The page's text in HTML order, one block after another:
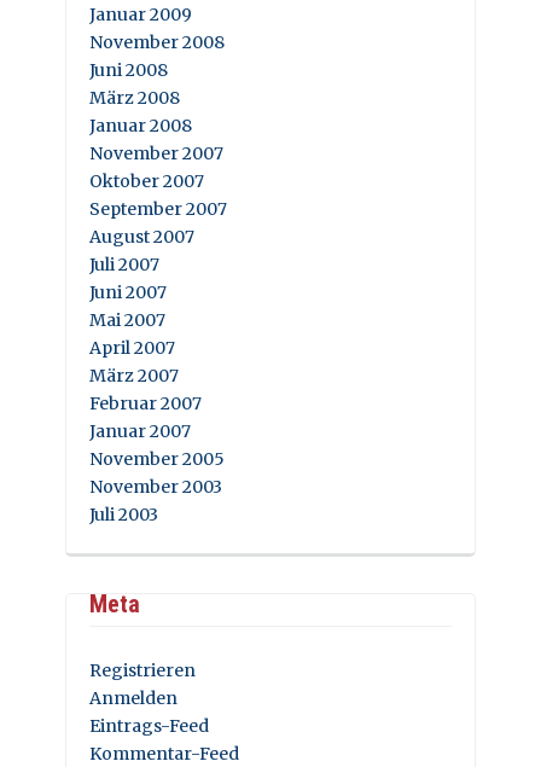
Januar 2009
November 2008
Juni 2008
März 2008
Januar 2008
November 2007
Oktober 2007
September 2007
August 2007
Juli 2007
Juni 2007
Mai 2007
April 2007
März 2007
Februar 2007
Januar 2007
November 2005
November 2003
Juli 2003
Meta
Registrieren
Anmelden
Eintrags-Feed
Kommentar-Feed